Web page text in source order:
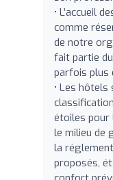
• L’accueil
comme
de notre
fait partie
parfois plus
• Les
étoiles pour
le milieu de
la
proposés,